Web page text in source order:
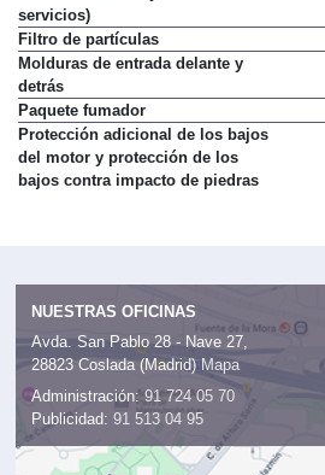
estado del coche y otros
servicios)
Filtro de partículas
Molduras de entrada delante y
detrás
Paquete fumador
Protección adicional de los bajos
del motor y protección de los
NUESTRAS OFICINAS
Avda. San Pablo 28 - Nave 27,
28823 Coslada (Madrid)
Mapa
Administración:91 724 05 70
Publicidad: